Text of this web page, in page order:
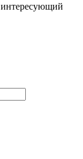
интересующий